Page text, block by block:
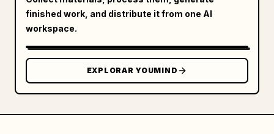
[Atmósfera general]
Introducir aquí
[Características del mundo]
Introducir aquí
finished work, and distribute it from one AI
workspace.
EXPLORAR YOUMIND